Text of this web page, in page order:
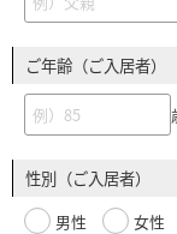
ご年齢（ご入居者）
性別（ご入居者）
男性 女性